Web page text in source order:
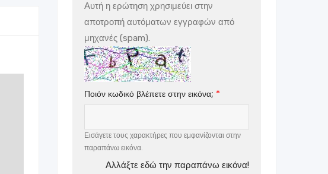
Αυτή η ερώτηση χρησιμεύει στην
αποτροπή αυτόματων εγγραφών από
μηχανές (spam).
Ποιόν κωδικό βλέπετε στην εικόνα;
Εισάγετε τους χαρακτήρες που εμφανίζονται στην
παραπάνω εικόνα.
Αλλάξτε εδώ την παραπάνω εικόνα!